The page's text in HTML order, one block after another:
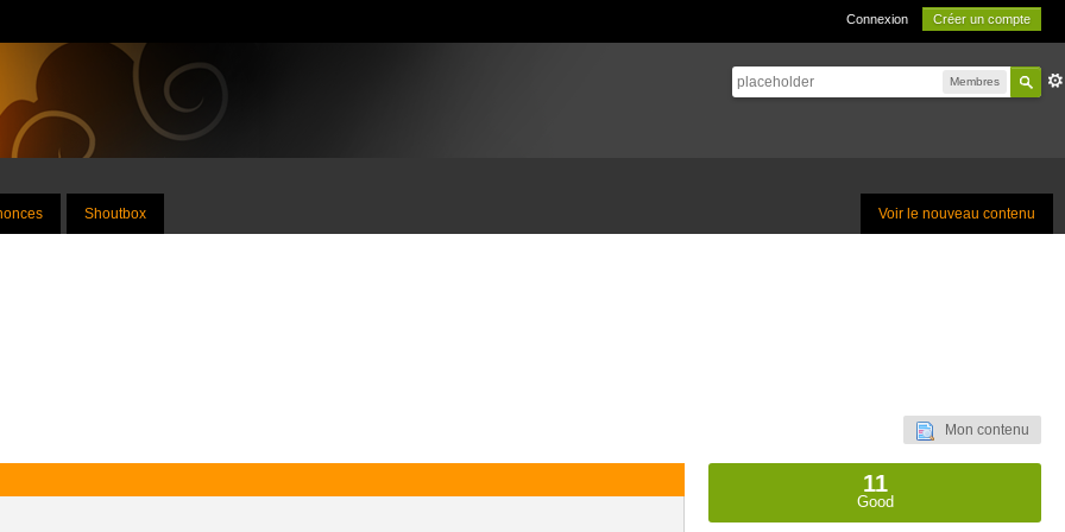
Connexion Créer un compte
Membres
Voir le nouveau contenu
Shoutbox
Mon contenu
11
Good